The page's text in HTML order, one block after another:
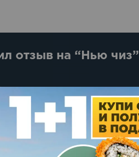
отзыв на “Нью чиз”